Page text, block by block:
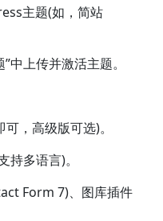
主题(如，简站
中上传并激活主题。
，高级版可选)。
多语言)。
Form 7)、图库插件